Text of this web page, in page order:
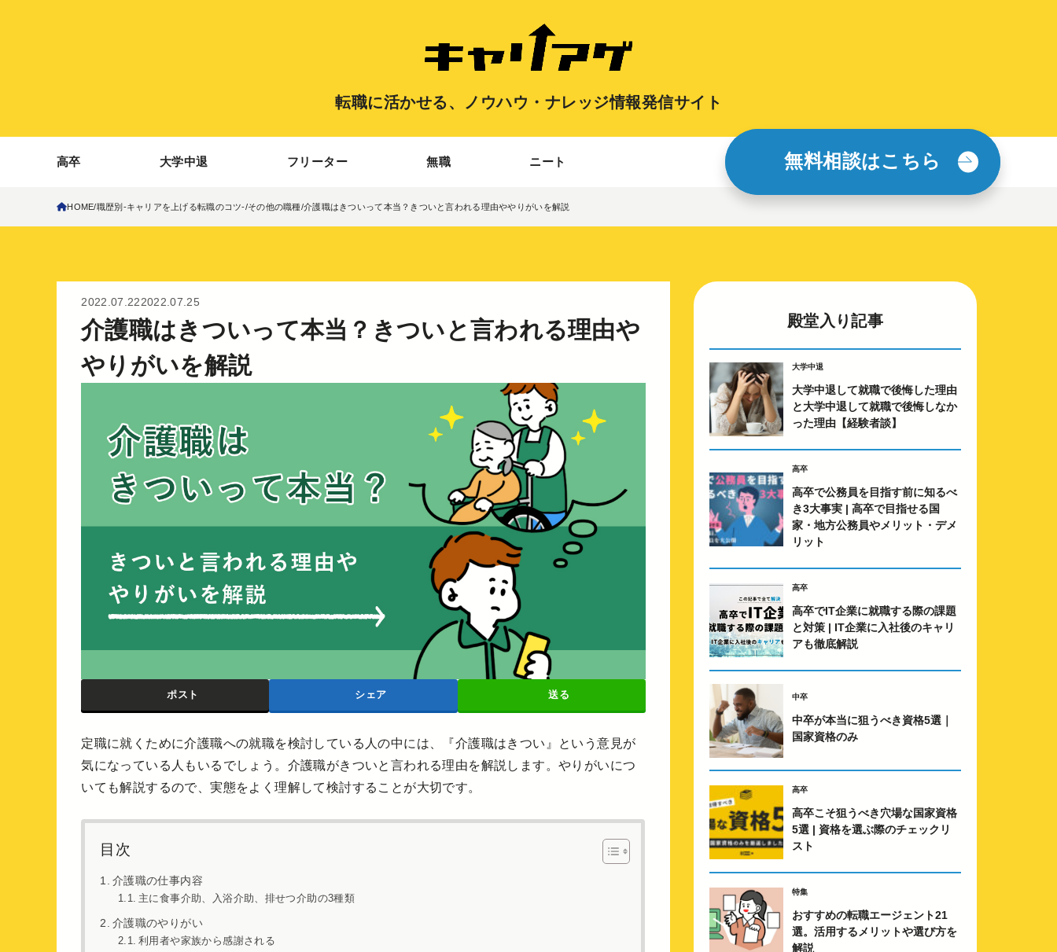
転職に活かせる、 ノウハウ・ナレッジ情報発信サイト
高卒 大学中退 フリーター 無職 ニート 無料相談はこちら
HOME 職歴別-キャリアを上げる転職のコツ- その他の職種 介護職はきついって本当？きついと言われる理由ややりがいを解説
2022.07.222022.07.25
介護職はきついって本当？きついと言われる理由や
やりがいを解説
ポスト シェア 送る
定職に就くために介護職への就職を検討している人の中には、『介護職はきつい』という意見が
気になっている人もいるでしょう。介護職がきついと言われる理由を解説します。やりがいにつ
いても解説するので、実態をよく理解して検討することが大切です。
目次
介護職の仕事内容
主に食事介助、入浴介助、排せつ介助の3種類
介護職のやりがい
利用者や家族から感謝される
殿堂入り記事